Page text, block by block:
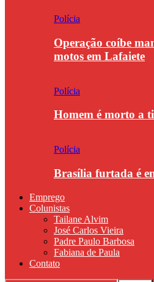
Polícia
Operação coíbe
motos em Lafaiete
Polícia
Homem é morto a
Polícia
Brasília furtada é
Emprego
Colunistas
Tailane Alvim
José Carlos Vieira
Padre Paulo Barbosa
Fabiana de Paula
Contato